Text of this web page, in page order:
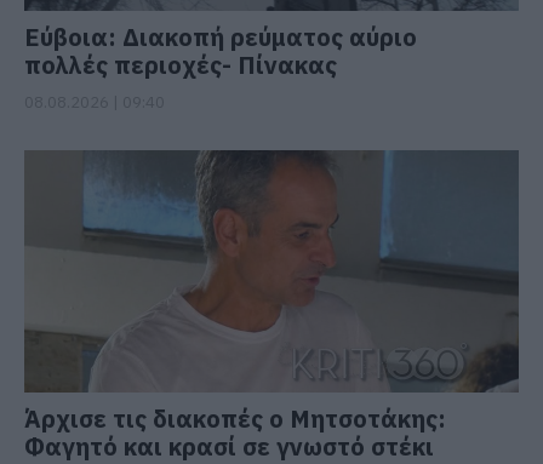
Εύβοια: Διακοπή ρεύματος αύριο
πολλές περιοχές- Πίνακας
Άρχισε τις διακοπές ο Μητσοτάκης:
Φαγητό και κρασί σε γνωστό στέκι